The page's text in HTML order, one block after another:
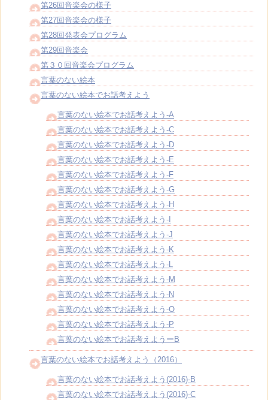
第26回音楽会の様子
第27回音楽会の様子
第28回発表会プログラム
第29回音楽会
第３０回音楽会プログラム
言葉のない絵本
言葉のない絵本でお話考えよう
言葉のない絵本でお話考えよう-A
言葉のない絵本でお話考えよう-C
言葉のない絵本でお話考えよう-D
言葉のない絵本でお話考えよう-E
言葉のない絵本でお話考えよう-F
言葉のない絵本でお話考えよう-G
言葉のない絵本でお話考えよう-H
言葉のない絵本でお話考えよう-I
言葉のない絵本でお話考えよう-J
言葉のない絵本でお話考えよう-K
言葉のない絵本でお話考えよう-L
言葉のない絵本でお話考えよう-M
言葉のない絵本でお話考えよう-N
言葉のない絵本でお話考えよう-O
言葉のない絵本でお話考えよう-P
言葉のない絵本でお話考えようーB
言葉のない絵本でお話考えよう（2016）
言葉のない絵本でお話考えよう(2016)-B
言葉のない絵本でお話考えよう(2016)-C